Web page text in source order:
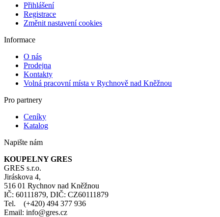
Přihlášení
Registrace
Změnit nastavení cookies
Informace
O nás
Prodejna
Kontakty
Volná pracovní místa v Rychnově nad Kněžnou
Pro partnery
Ceníky
Katalog
Napište nám
KOUPELNY GRES
GRES s.r.o.
Jiráskova 4,
516 01 Rychnov nad Kněžnou
IČ: 60111879, DIČ: CZ60111879
Tel. (+420) 494 377 936
Email: info@gres.cz